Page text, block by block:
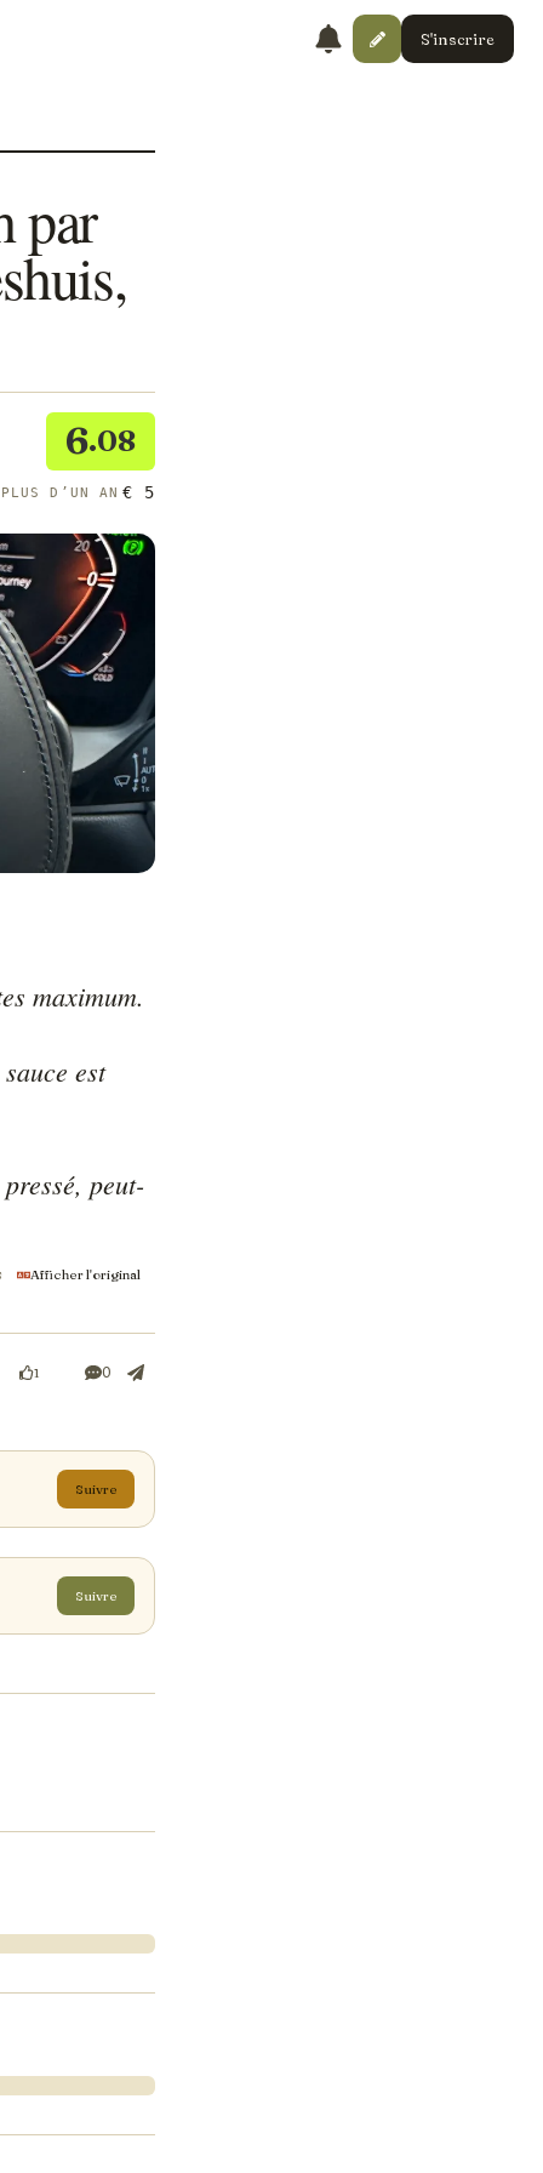
S'inscrire
par
6.08
D’UN AN € 5
maximum.
est
peut-
Afficher l'original
1 0
Suivre
Suivre